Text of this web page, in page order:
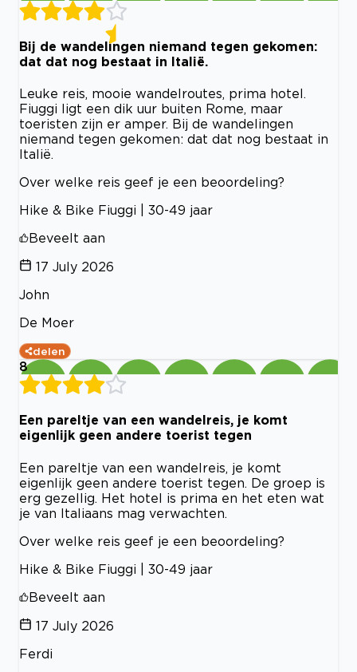
Bij de wandelingen niemand tegen gekomen:
dat dat nog bestaat in Italië.
Leuke reis, mooie wandelroutes, prima hotel.
Fiuggi ligt een dik uur buiten Rome, maar
toeristen zijn er amper. Bij de wandelingen
niemand tegen gekomen: dat dat nog bestaat in
Italië.
Over welke reis geef je een beoordeling?
Hike & Bike Fiuggi | 30-49 jaar
Beveelt aan
17 July 2026
John
De Moer
delen
8
Een pareltje van een wandelreis, je komt
eigenlijk geen andere toerist tegen
Een pareltje van een wandelreis, je komt
eigenlijk geen andere toerist tegen. De groep is
erg gezellig. Het hotel is prima en het eten wat
je van Italiaans mag verwachten.
Over welke reis geef je een beoordeling?
Hike & Bike Fiuggi | 30-49 jaar
Beveelt aan
17 July 2026
Ferdi